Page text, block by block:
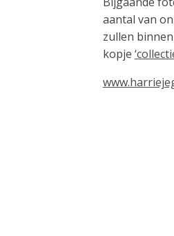
aantal van
zullen
kopje